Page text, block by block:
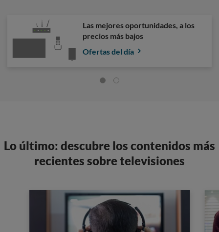
Las mejores oportunidades, a los
precios más bajos
Ofertas del día
Lo último: descubre los contenidos más
recientes sobre televisiones